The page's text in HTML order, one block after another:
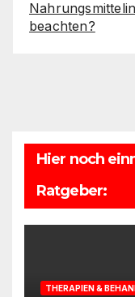
beachten?
Hier noch
Ratgeber:
THERAPIEN &